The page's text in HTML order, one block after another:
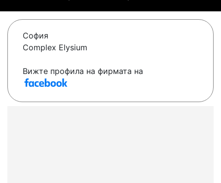
София
Complex Elysium
Вижте профила на фирмата на